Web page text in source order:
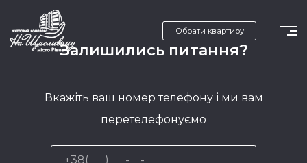
Обрати квартиру
Залишились питання?
Вкажіть ваш номер телефону і ми вам
перетелефонуємо